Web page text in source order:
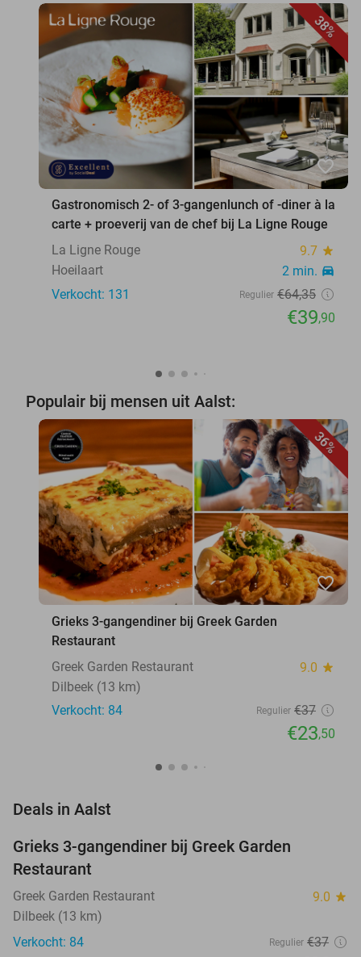
38%
favorite_border
Gastronomisch 2- of 3-gangenlunch of -diner à la
carte + proeverij van de chef bij La Ligne Rouge
La Ligne Rouge
9.7 star
Hoeilaart 2 min. directions_car
Verkocht: 131 Regulier €64,35
€39,90
Populair bij mensen uit Aalst:
36%
favorite_border
Grieks 3-gangendiner bij Greek Garden
Restaurant
Greek Garden Restaurant
9.0 star
Dilbeek (13 km)
Verkocht: 84
Regulier €37
€23,50
Deals in Aalst
Grieks 3-gangendiner bij Greek Garden
Restaurant
Greek Garden Restaurant 9.0 star
Dilbeek (13 km)
Verkocht: 84
Regulier €37